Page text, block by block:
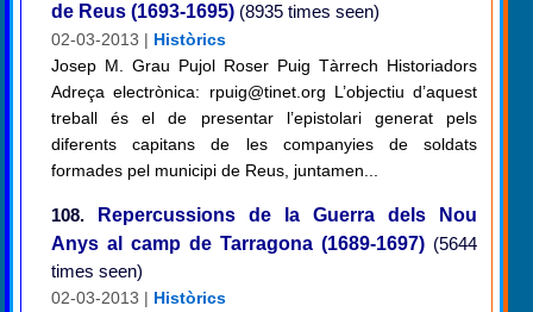
de Reus (1693-1695) (8935 times seen)
02-03-2013 | Històrics
Josep M. Grau Pujol Roser Puig Tàrrech Historiadors
Adreça electrònica: rpuig@tinet.org L’objectiu d’aquest
treball és el de presentar l’epistolari generat pels
diferents capitans de les companyies de soldats
formades pel municipi de Reus, juntamen...
108.
Repercussions de la Guerra dels Nou
Anys al camp de Tarragona (1689-1697) (5644
times seen)
02-03-2013 | Històrics